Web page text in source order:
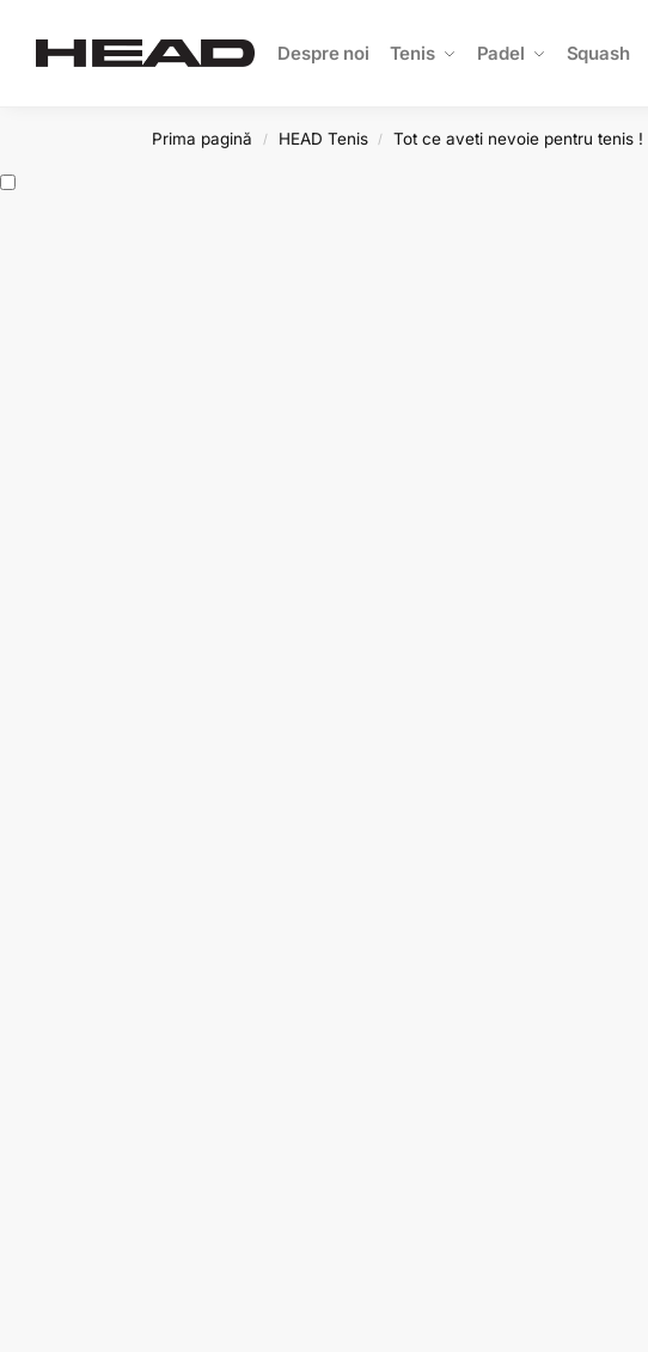
Despre noi Tenis Padel Squash
Search
Prima pagină / HEAD Tenis / Tot ce aveti nevoie pentru tenis !